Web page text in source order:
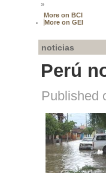
»
More on BCI
More on GEI
noticias
Perú
Published